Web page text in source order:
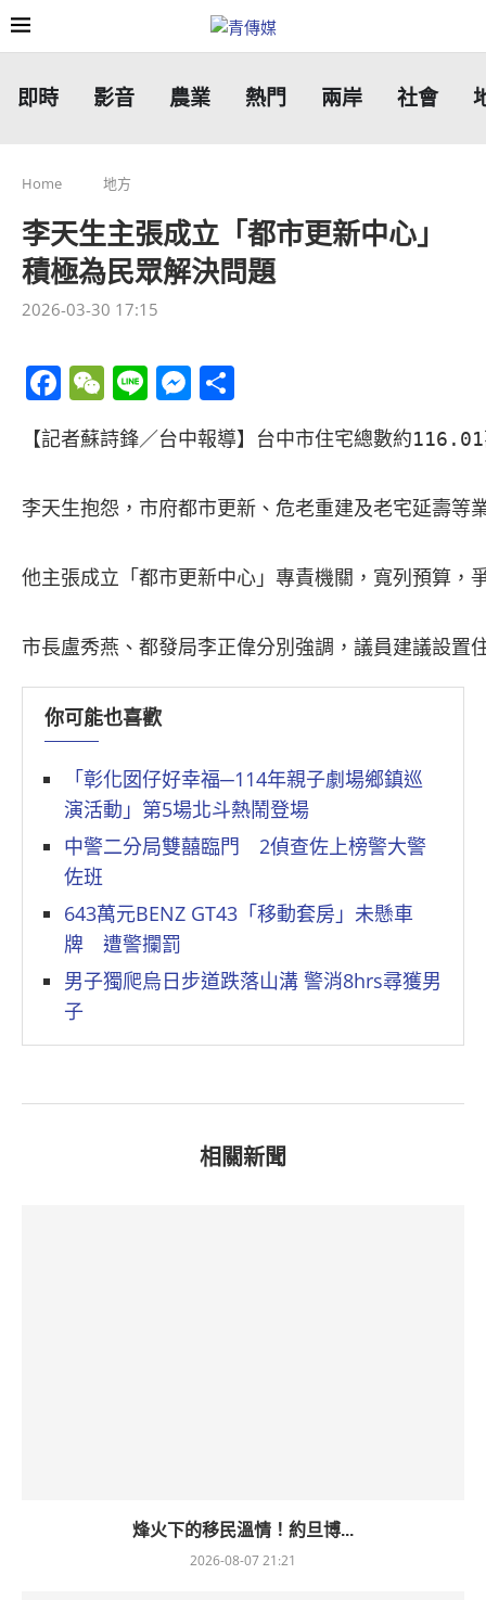
即時 影音 農業 熱門 兩岸 社會
Home 地方
李天生主張成立「都市更新中心」
積極為民眾解決問題
2026-03-30 17:15
Facebook
WeChat
LineMessenger
享
【記者蘇詩鋒／台中報導】台中市住宅總數約
李天生抱怨，市府都市更新、危老重建及老宅延壽
他主張成立「都市更新中心」專責機關，寬列預算，
市長盧秀燕、都發局李正偉分別強調，議員建議設
你可能也喜歡
「彰化囡仔好幸福─114年親子劇場鄉鎮巡
演活動」第5場北斗熱鬧登場
中警二分局雙囍臨門 2偵查佐上榜警大警
佐班
643萬元BENZ GT43「移動套房」未懸車
牌 遭警攔罰
男子獨爬烏日步道跌落山溝 警消8hrs尋獲男
子
相關新聞
烽火下的移民溫情！約旦博...
2026-08-07 21:21